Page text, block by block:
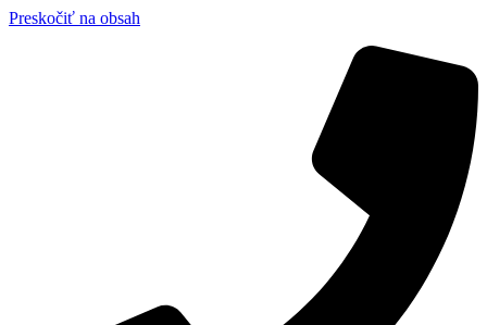
Preskočiť na obsah